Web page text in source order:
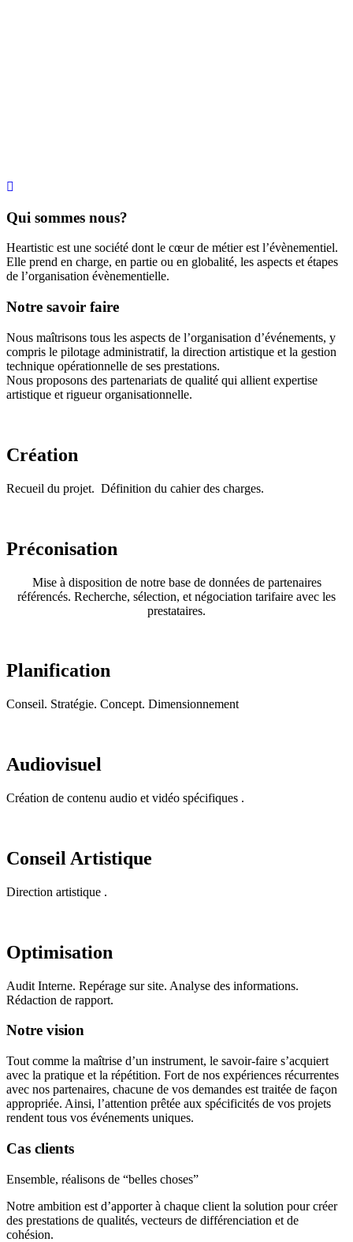
Qui sommes nous?
Heartistic est une société dont le cœur de métier est l’évènementiel.
Elle prend en charge, en partie ou en globalité, les aspects et étapes
de l’organisation évènementielle.
Notre savoir faire
Nous maîtrisons tous les aspects de l’organisation d’événements, y
compris le pilotage administratif, la direction artistique et la gestion
technique opérationnelle de ses prestations.
Nous proposons des partenariats de qualité qui allient expertise
artistique et rigueur organisationnelle.
Création
Recueil du projet. Définition du cahier des charges.
Préconisation
Mise à disposition de notre base de données de partenaires
référencés. Recherche, sélection, et négociation tarifaire avec les
prestataires.
Planification
Conseil. Stratégie. Concept. Dimensionnement
Audiovisuel
Création de contenu audio et vidéo spécifiques .
Conseil Artistique
Direction artistique .
Optimisation
Audit Interne. Repérage sur site. Analyse des informations.
Rédaction de rapport.
Notre vision
Tout comme la maîtrise d’un instrument, le savoir-faire s’acquiert
avec la pratique et la répétition. Fort de nos expériences récurrentes
avec nos partenaires, chacune de vos demandes est traitée de façon
appropriée. Ainsi, l’attention prêtée aux spécificités de vos projets
rendent tous vos événements uniques.
Cas clients
Ensemble, réalisons de “belles choses”
Notre ambition est d’apporter à chaque client la solution pour créer
des prestations de qualités, vecteurs de différenciation et de
cohésion.